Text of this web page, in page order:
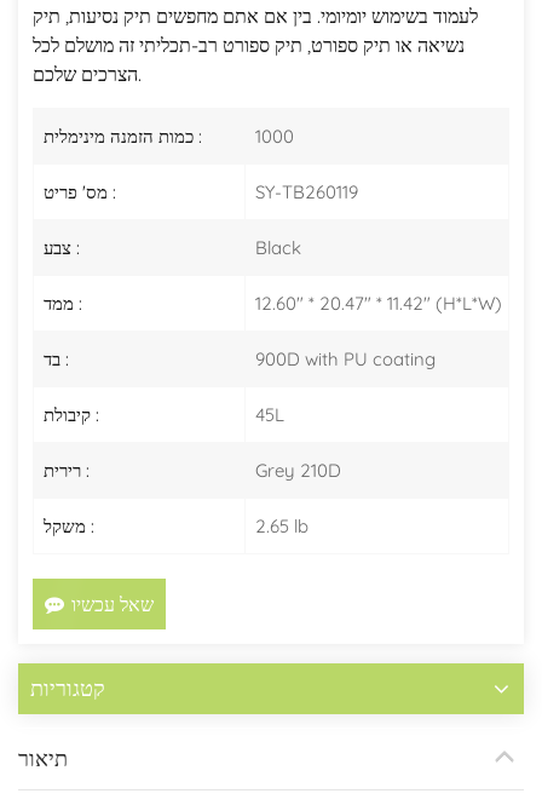
לעמוד בשימוש יומיומי. בין אם אתם מחפשים תיק נסיעות, תיק
נשיאה או תיק ספורט, תיק ספורט רב-תכליתי זה מושלם לכל
הצרכים שלכם.
כמות הזמנה מינימלית : 1000
מס' פריט : SY-TB260119
צבע : Black
ממד : 12.60" * 20.47" * 11.42" (H*L*W)
בד : 900D with PU coating
קיבולת : 45L
רירית : Grey 210D
משקל : 2.65 lb
שאל עכשיו
קטגוריות
תיאור